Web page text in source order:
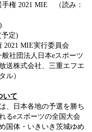
手権 2021 MIE （読み：
定)
2021 MIE実行委員会
般社団法人日本eスポーツ
送株式会社、三重エフエ
ル）
いて
、日本各地の予選を勝ち
るeスポーツの全国大会
国体・いきいき茨城ゆめ